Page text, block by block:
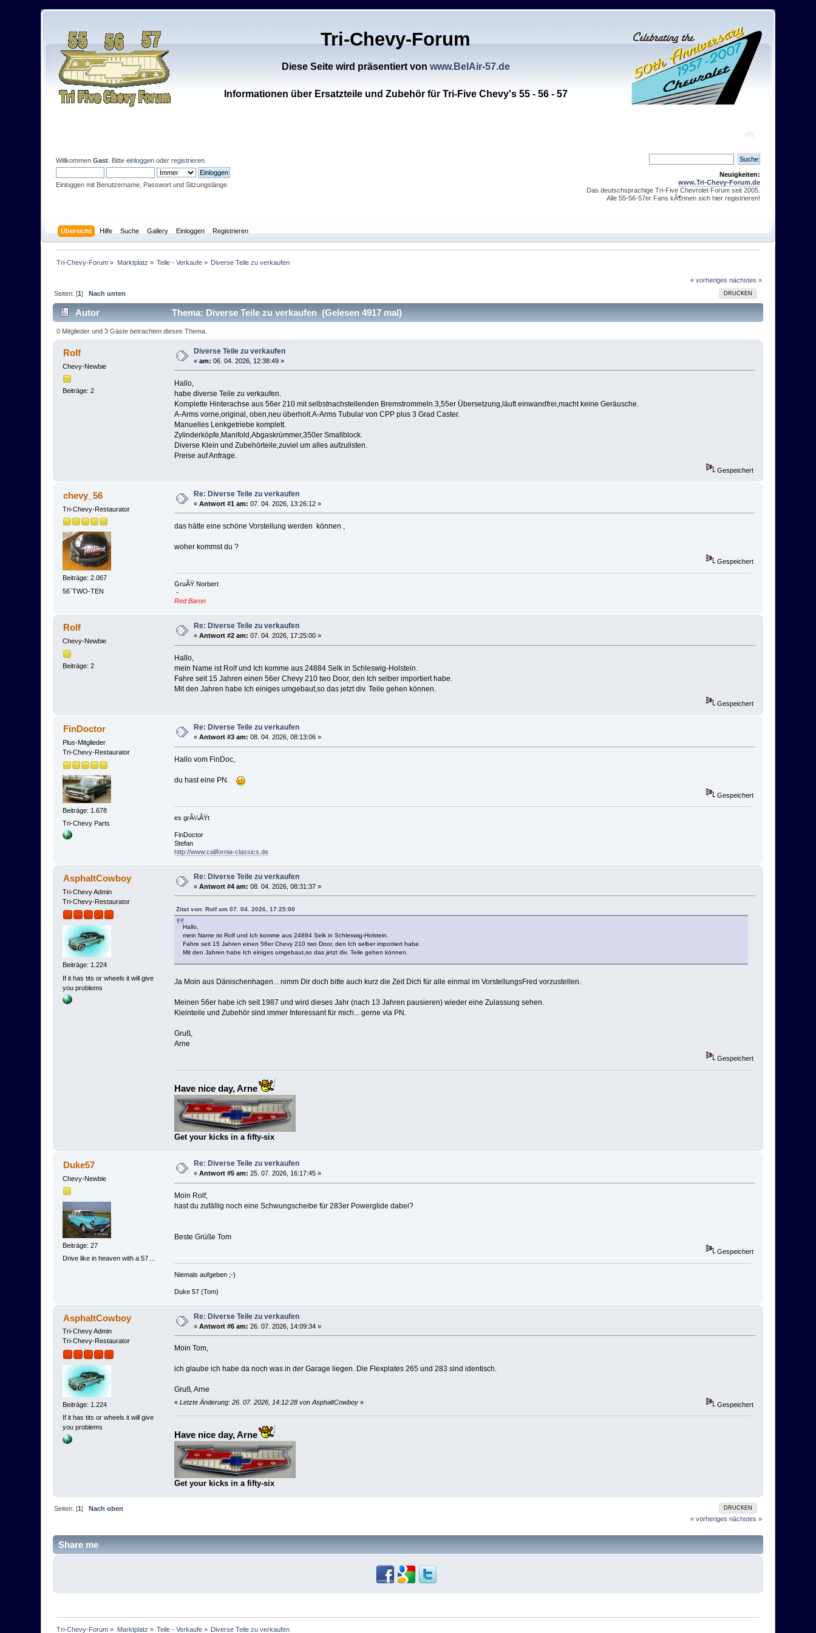
Tri-Chevy-Forum
Diese Seite wird präsentiert von www.BelAir-57.de
Informationen über Ersatzteile und Zubehör für Tri-Five Chevy's 55 - 56 - 57
WillkommenGast . Bitteeinloggen oderregistrieren
Einloggen mit Benutzername, Passwort und Sitzungslänge
Neuigkeiten:
www.Tri-Chevy-Forum.de
Das deutschsprachige Tri-Five Chevrolet Forum seit 2005.
Alle 55-56-57er Fans kÃ¶nnen sich hier registrieren!
Übersicht Hilfe Suche Gallery Einloggen Registrieren
Tri-Chevy-Forum » Marktplatz » Teile - Verkaufe » Diverse Teile zu verkaufen
« vorheriges nächstes »
DRUCKEN
Seiten: [1] Nach unten
Autor Thema: Diverse Teile zu verkaufen (Gelesen 4917 mal)
0 Mitglieder und 3 Gäste betrachten dieses Thema.
Rolf
Chevy-Newbie
Beiträge: 2
Diverse Teile zu verkaufen
«am: 06. 04. 2026, 12:38:49 »
Hallo,
habe diverse Teile zu verkaufen.
Komplette Hinterachse aus 56er 210 mit selbstnachstellenden Bremstrommeln.3,55er Übersetzung,läuft einwandfrei,macht keine Geräusche.
A-Arms vorne,original, oben,neu überholt.A-Arms Tubular von CPP plus 3 Grad Caster.
Manuelles Lenkgetriebe komplett.
Zylinderköpfe,Manifold,Abgaskrümmer,350er Smallblock.
Diverse Klein und Zubehörteile,zuviel um alles aufzulisten.
Preise auf Anfrage.
Gespeichert
chevy_56
Tri-Chevy-Restaurator
Beiträge: 2.067
56`TWO-TEN
Re: Diverse Teile zu verkaufen
«Antwort #1 am: 07. 04. 2026, 13:26:12 »
das hätte eine schöne Vorstellung werden können ,
woher kommst du ?
Gespeichert
GruÃŸ Norbert
-
Red Baron
Rolf
Chevy-Newbie
Beiträge: 2
Re: Diverse Teile zu verkaufen
«Antwort #2 am: 07. 04. 2026, 17:25:00 »
Hallo,
mein Name ist Rolf und Ich komme aus 24884 Selk in Schleswig-Holstein.
Fahre seit 15 Jahren einen 56er Chevy 210 two Door, den Ich selber importiert habe.
Mit den Jahren habe Ich einiges umgebaut,so das jetzt div. Teile gehen können.
Gespeichert
FinDoctor
Plus-Mitglieder
Tri-Chevy-Restaurator
Beiträge: 1.678
Tri-Chevy Parts
Re: Diverse Teile zu verkaufen
«Antwort #3 am: 08. 04. 2026, 08:13:06 »
Hallo vom FinDoc,
du hast eine PN.
Gespeichert
es grÃ¼ÃŸt
FinDoctor
Stefan
http://www.california-classics.de
AsphaltCowboy
Tri-Chevy Admin
Tri-Chevy-Restaurator
Beiträge: 1.224
If it has tits or wheels it will give
you problems
Re: Diverse Teile zu verkaufen
«Antwort #4 am: 08. 04. 2026, 08:31:37 »
Zitat von: Rolf am 07. 04. 2026, 17:25:00
Hallo,
mein Name ist Rolf und Ich komme aus 24884 Selk in Schleswig-Holstein.
Fahre seit 15 Jahren einen 56er Chevy 210 two Door, den Ich selber importiert habe.
Mit den Jahren habe Ich einiges umgebaut,so das jetzt div. Teile gehen können.
Ja Moin aus Dänischenhagen... nimm Dir doch bitte auch kurz die Zeit Dich für alle einmal im VorstellungsFred vorzustellen.
Meinen 56er habe ich seit 1987 und wird dieses Jahr (nach 13 Jahren pausieren) wieder eine Zulassung sehen.
Kleinteile und Zubehör sind immer Interessant für mich... gerne via PN.
Gruß,
Arne
Gespeichert
Have nice day, Arne
Get your kicks in a fifty-six
Duke57
Chevy-Newbie
Beiträge: 27
Drive like in heaven with a 57....
Re: Diverse Teile zu verkaufen
«Antwort #5 am: 25. 07. 2026, 16:17:45 »
Moin Rolf,
hast du zufällig noch eine Schwungscheibe für 283er Powerglide dabei?
Beste Grüße Tom
Gespeichert
Niemals aufgeben ;-)
Duke 57 (Tom)
AsphaltCowboy
Tri-Chevy Admin
Tri-Chevy-Restaurator
Beiträge: 1.224
If it has tits or wheels it will give
you problems
Re: Diverse Teile zu verkaufen
«Antwort #6 am: 26. 07. 2026, 14:09:34 »
Moin Tom,
ich glaube ich habe da noch was in der Garage liegen. Die Flexplates 265 und 283 sind identisch.
Gruß, Arne
« Letzte Änderung: 26. 07. 2026, 14:12:28 von AsphaltCowboy» Gespeichert
Have nice day, Arne
Get your kicks in a fifty-six
DRUCKEN
Seiten: [1]Nach oben
« vorheriges nächstes »
Share me
Tri-Chevy-Forum » Marktplatz » Teile - Verkaufe » Diverse Teile zu verkaufen